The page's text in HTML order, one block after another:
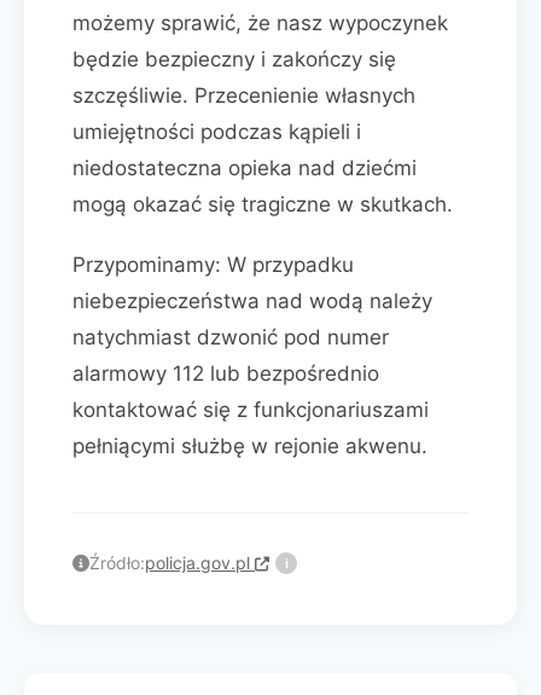
możemy sprawić, że nasz wypoczynek
będzie bezpieczny i zakończy się
szczęśliwie. Przecenienie własnych
umiejętności podczas kąpieli i
niedostateczna opieka nad dziećmi
mogą okazać się tragiczne w skutkach.
Przypominamy: W przypadku
niebezpieczeństwa nad wodą należy
natychmiast dzwonić pod numer
alarmowy 112 lub bezpośrednio
kontaktować się z funkcjonariuszami
pełniącymi służbę w rejonie akwenu.
Źródło:policja.gov.pl i